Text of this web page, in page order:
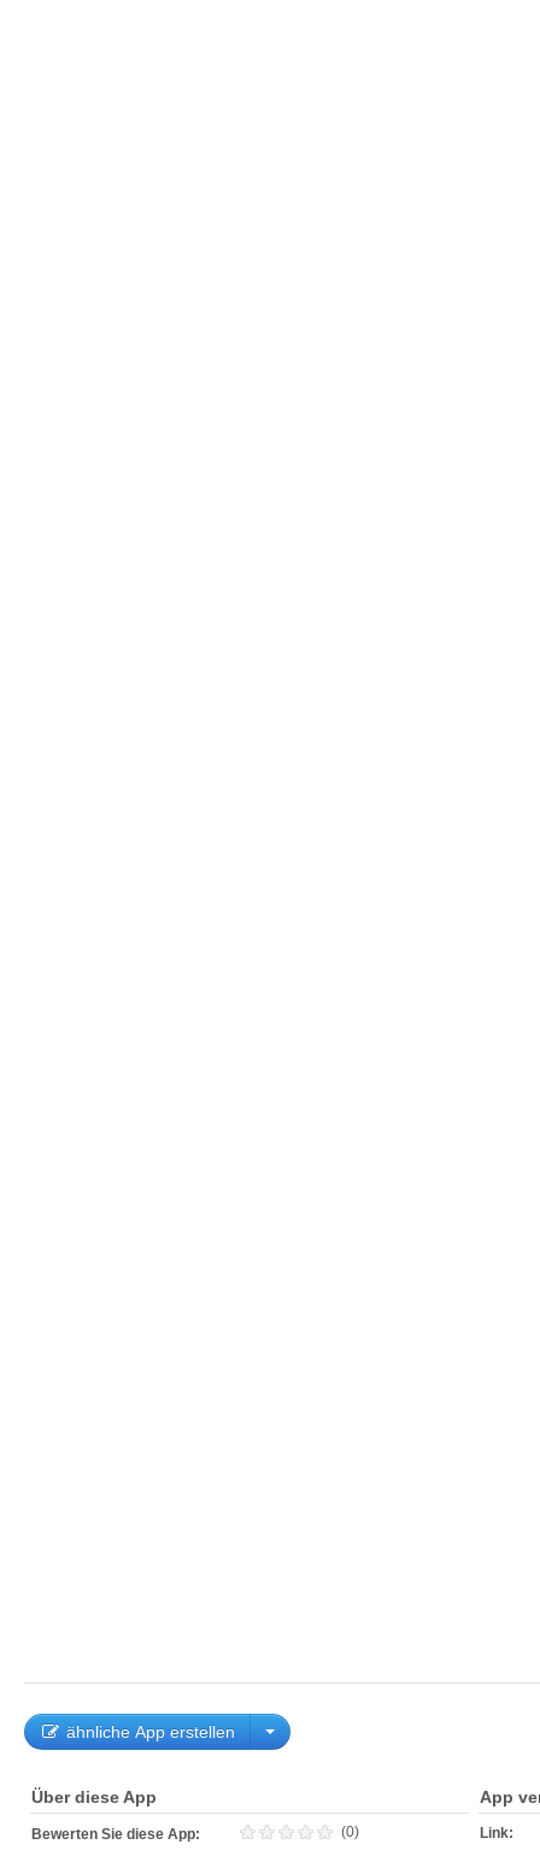
ähnliche App erstellen
Über diese App
Bewerten Sie diese App: (0)
App
Link: